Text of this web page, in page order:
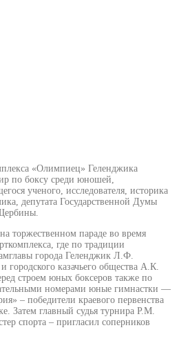
«Олимпиец» Геленджика
по боксу среди юношей,
ученого, исследователя, историка
депутата Государственной Думы
торжественном параде во время
где по традиции
города Геленджик Л.Ф.
городского казачьего общества А.К.
строем юных боксеров также по
номерами юные гимнастки ―
– победители краевого первенства
Затем главный судья турнира Р.М.
спорта – пригласил соперников